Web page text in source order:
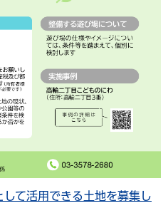
て活用できる土地を募集し